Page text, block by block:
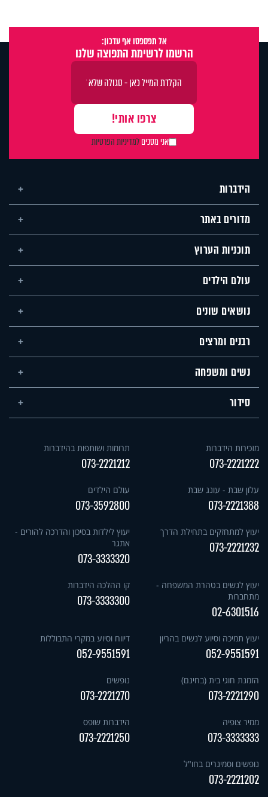
אל תפספסו אף עדכון:
הרשמו לרשימת התפוצה שלנו
אני מסכיםלמדיניות הפרטיות
הידברות
מדורים באתר
תוכניות הערוץ
עולם הילדים
נושאים שונים
רבנים ומרצים
נשים ומשפחה
סידור
מזכירות הידברות
073-2221222
תרומות ושותפות בהידברות
073-2221212
עלון שבת - עונג שבת
073-2221388
עולם הילדים
073-3592800
יעוץ למתחזקים בתחילת הדרך
073-2221232
יעוץ לילדות בסיכון והדרכה להורים -
אתגר
073-3333320
יעוץ לנשים בטהרת המשפחה -
מתחברות
02-6301516
קו ההלכה הידברות
073-3333300
יעוץ תמיכה וסיוע לנשים בהריון
052-9551591
דיווח וסיוע במקרי התבוללות
052-9551591
הזמנת חוגי בית (בחינם)
073-2221290
נופשים
073-2221270
ממיר צופיה
073-3333333
הידברות שופס
073-2221250
נופשים וסמינרים בחו"ל
073-2221202